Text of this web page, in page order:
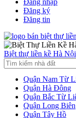
Đăng ký
Đăng tin
Biệt thự liền kề Hà Nội
Quận Nam Từ
Quận Hà Đông
Quận Bắc Từ
Quận Long Biên
Quận Tây Hồ